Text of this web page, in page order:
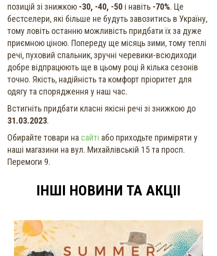
позицій зі знижкою -30, -40, -50 і навіть -70%. Це
бестселери, які більше не будуть завозитись в Україну,
тому ловіть останню можливість придбати їх за дуже
приємною ціною. Попереду ще місяць зими, тому теплі
речі, пуховий спальник, зручні черевики-всюдиходи
добре відпрацюють ще в цьому році й кілька сезонів
точно. Якість, надійність та комфорт пріоритет для
одягу та спорядження у наш час.
Встигніть придбати класні якісні речі зі знижкою до
31.03.2023.
Обирайте товари на сайті або приходьте приміряти у
наші магазини на вул. Михайлівській 15 та просп.
Перемоги 9.
ІНШІ НОВИНИ ТА АКЦІІ